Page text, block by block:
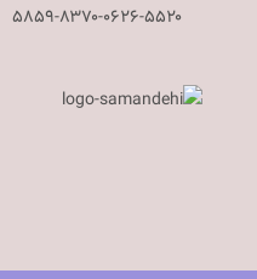
۵۸۵۹-۸۳۷۰-۰۶۲۶-۵۵۲۰